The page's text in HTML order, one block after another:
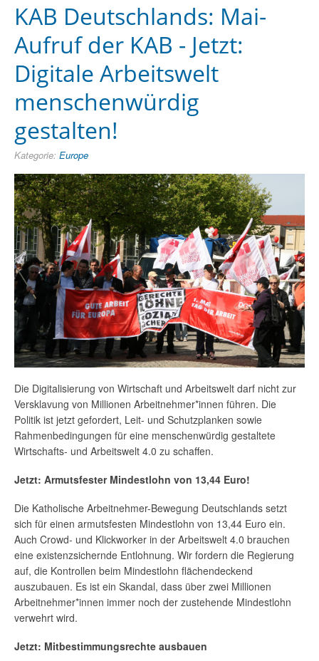
KAB Deutschlands: Mai-
Aufruf der KAB - Jetzt:
Digitale Arbeitswelt
menschenwürdig
gestalten!
Kategorie: Europe
Die Digitalisierung von Wirtschaft und Arbeitswelt darf nicht zur
Versklavung von Millionen Arbeitnehmer*innen führen. Die
Politik ist jetzt gefordert, Leit- und Schutzplanken sowie
Rahmenbedingungen für eine menschenwürdig gestaltete
Wirtschafts- und Arbeitswelt 4.0 zu schaffen.
Jetzt: Armutsfester Mindestlohn von 13,44 Euro!
Die Katholische Arbeitnehmer-Bewegung Deutschlands setzt
sich für einen armutsfesten Mindestlohn von 13,44 Euro ein.
Auch Crowd- und Klickworker in der Arbeitswelt 4.0 brauchen
eine existenzsichernde Entlohnung. Wir fordern die Regierung
auf, die Kontrollen beim Mindestlohn flächendeckend
auszubauen. Es ist ein Skandal, dass über zwei Millionen
Arbeitnehmer*innen immer noch der zustehende Mindestlohn
verwehrt wird.
Jetzt: Mitbestimmungsrechte ausbauen